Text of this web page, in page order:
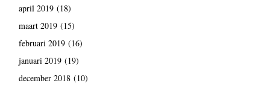
april 2019(18)
maart 2019(15)
februari 2019(16)
januari 2019(19)
december 2018(10)